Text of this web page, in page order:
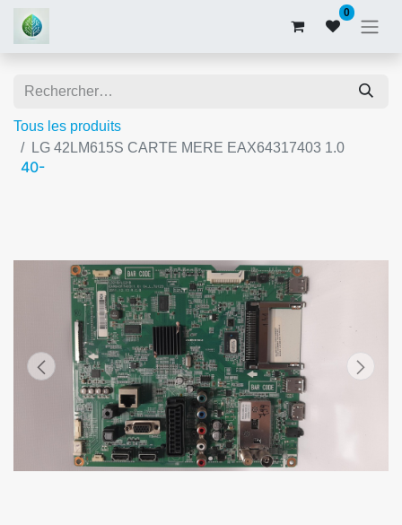
0
Tous les produits
LG 42LM615S CARTE MERE EAX64317403 1.0
40-